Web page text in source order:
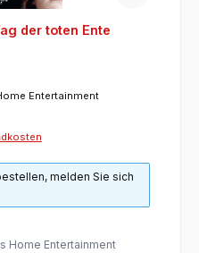
der toten Ente
Entertainment
melden Sie sich
Home Entertainment